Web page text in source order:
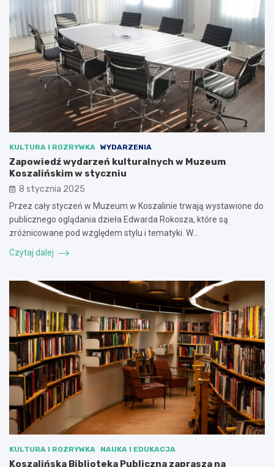
KULTURA I ROZRYWKA WYDARZENIA
Zapowiedź wydarzeń kulturalnych w Muzeum
Koszalińskim w styczniu
8 stycznia 2025
Przez cały styczeń w Muzeum w Koszalinie trwają wystawione do
publicznego oglądania dzieła Edwarda Rokosza, które są
zróżnicowane pod względem stylu i tematyki. W…
Czytaj dalej
KULTURA I ROZRYWKA NAUKA I EDUKACJA
Koszalińska Biblioteka Publiczna zaprasza na